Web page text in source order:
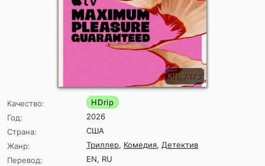
КП: 7.173
Качество:
HDrip
Год:
2026
Страна:
США
Жанр:
Триллер, Комедия, Детектив
Перевод:
EN, RU